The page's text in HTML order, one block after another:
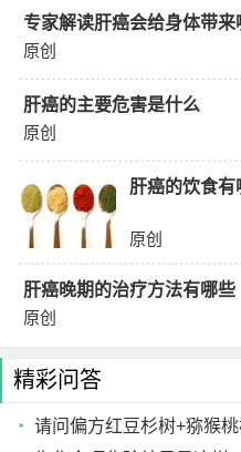
专家解读肝癌会给身体带来
原创
肝癌的主要危害是什么
原创
肝癌的饮食有
原创
肝癌晚期的治疗方法有哪些
原创
精彩问答
请问偏方红豆杉树+猕猴